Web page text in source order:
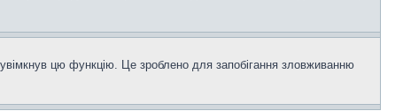
цю функцію. Це зроблено для запобігання зловживанню